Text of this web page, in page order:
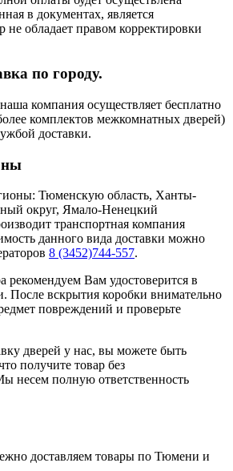
в документах, является
не обладает правом корректировки
по городу.
компания осуществляет бесплатно
комплектов межкомнатных дверей)
доставки.
Тюменскую область, Ханты-
округ, Ямало-Ненецкий
транспортная компания
данного вида доставки можно
8 (3452)744-557.
рекомендуем Вам удостоверится в
После вскрытия коробки внимательно
повреждений и проверьте
дверей у нас, вы можете быть
получите товар без
несем полную ответственность
доставляем товары по Тюмени и